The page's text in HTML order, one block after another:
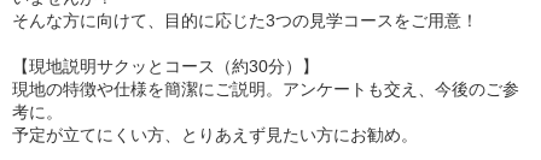
そんな方に向けて、目的に応じた3つの見学コースをご用意！
【現地説明サクッとコース（約30分）】
現地の特徴や仕様を簡潔にご説明。アンケートも交え、今後のご参
考に。
予定が立てにくい方、とりあえず見たい方にお勧め。